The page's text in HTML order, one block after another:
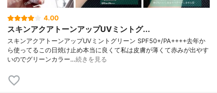
4.00
スキンアクアトーンアップUVミントグ...
スキンアクアトーンアップUVミントグリーン SPF50+/PA++++去年か
ら使ってるこの日焼け止め本当に良くて私は皮膚が薄くて赤みが出やす
いのでグリーンカラー…続きを見る